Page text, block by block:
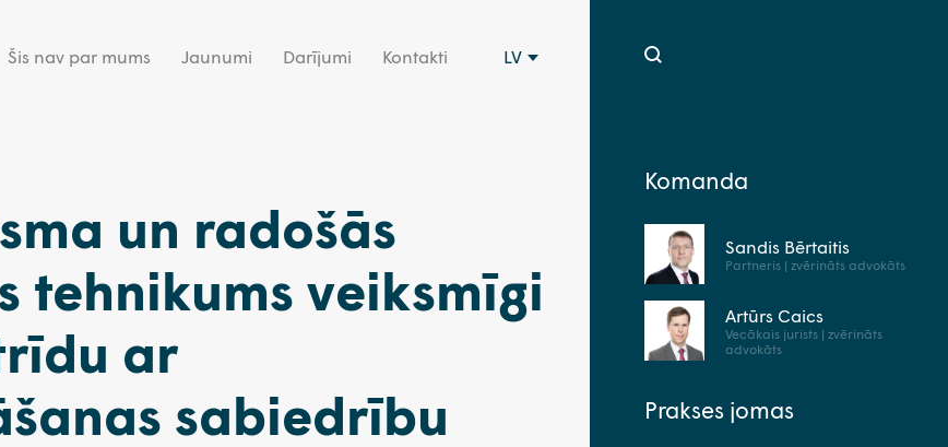
Šis nav par mums Jaunumi Darījumi Kontakti LV
un radošās
tehnikums veiksmīgi
ar
sabiedrību
Komanda
Sandis Bērtaitis
Partneris | zvērināts advokāts
Artūrs Caics
Vecākais jurists | zvērināts
advokāts
Prakses jomas